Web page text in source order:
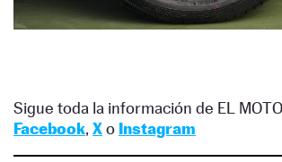
Sigue toda la información de EL
Facebook, Xo Instagram